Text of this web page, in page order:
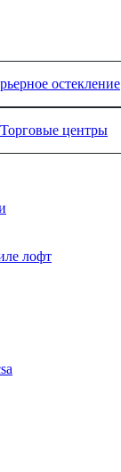
остекление
Торговые центры
лофт